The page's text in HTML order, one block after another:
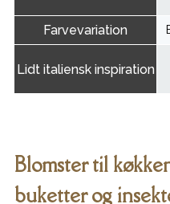
Farvevariation
Lidt italiensk inspiration
Blomster til
buketter og